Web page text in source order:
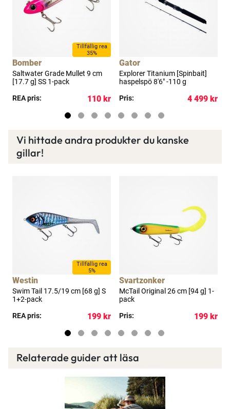
Tillfällig rea
35%
Bomber
Saltwater Grade Mullet 9 cm
[17.7 g] SS 1-pack
REA pris:
110 kr
Gator
Explorer Titanium [Spinbait]
haspelspö 8'6" -110 g
Pris:
4 499 kr
Vi hittade andra produkter du kanske
gillar!
Tillfällig rea
5%
Westin
Swim Tail 17.5/19 cm [68 g] S
1+2-pack
REA pris:
199 kr
Svartzonker
McTail Original 26 cm [94 g] 1-
pack
Pris:
199 kr
Relaterade guider att läsa